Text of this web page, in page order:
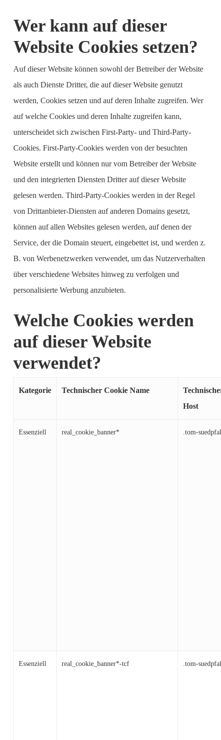
Wer kann auf dieser
Website Cookies setzen?
Auf dieser Website können sowohl der Betreiber der Website
als auch Dienste Dritter, die auf dieser Website genutzt
werden, Cookies setzen und auf deren Inhalte zugreifen. Wer
auf welche Cookies und deren Inhalte zugreifen kann,
unterscheidet sich zwischen First-Party- und Third-Party-
Cookies. First-Party-Cookies werden von der besuchten
Website erstellt und können nur vom Betreiber der Website
und den integrierten Diensten Dritter auf dieser Website
gelesen werden. Third-Party-Cookies werden in der Regel
von Drittanbieter-Diensten auf anderen Domains gesetzt,
können auf allen Websites gelesen werden, auf denen der
Service, der die Domain steuert, eingebettet ist, und werden z.
B. von Werbenetzwerken verwendet, um das Nutzerverhalten
über verschiedene Websites hinweg zu verfolgen und
personalisierte Werbung anzubieten.
Welche Cookies werden
auf dieser Website
verwendet?
Kategorie Technischer Cookie Name
Host
Essenziell real_cookie_banner* .tom-
Essenziell real_cookie_banner*-tcf .tom-